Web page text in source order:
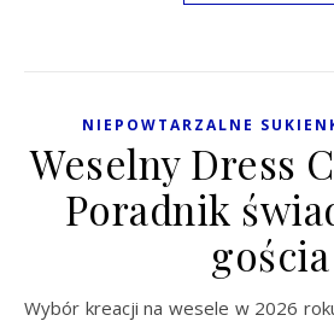
NIEPOWTARZALNE
Weselny Dress
Poradnik
gościa
Wybór kreacji na wesele w 2026 roku przestał być jedynie